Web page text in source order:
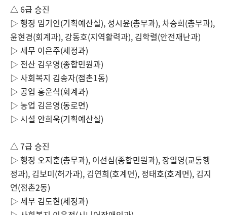
△ 6급 승진
▷ 행정 임기인(기획예산실), 성시윤(총무과), 차승희(총무과),
윤현경(회계과), 강동호(지역활력과), 김학렬(안전재난과)
▷ 세무 이은주(세정과)
▷ 전산 김우영(종합민원과)
▷ 사회복지 김송자(점촌1동)
▷ 공업 홍운식(회계과)
▷ 농업 김은영(동로면)
▷ 시설 안희욱(기획예산실)
△7급 승진
▷ 행정 오지훈(총무과), 이선심(종합민원과), 장일영(교통행
정과), 김보미(허가과), 김연희(호계면), 정태호(호계면), 김지
연(점촌2동)
▷ 세무 김도현(세정과)